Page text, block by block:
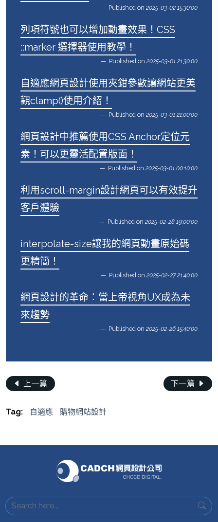
Published on 2025-03-02 15:30:00
列項符號也可以增加動畫效果！CSS
::marker 選擇器使用教學！
Published on 2025-03-01 21:30:00
自適應網頁設計使用夾鉗參數讓網站更美
觀clamp()使用介紹！
Published on 2025-03-01 21:00:00
網頁設計中推薦使用CSS Anchor定位元
素！可以更靈活配置版面！
Published on 2025-03-01 00:10:00
利用scroll-margin設計網頁可以有效提升
客戶體驗
Published on 2025-02-28 19:00:00
interpolate-size讓我的網頁動畫原始碼
更精簡！
Published on 2025-02-27 21:40:00
網頁設計的革命：當上帝視角UX成為未
來趨勢
Published on 2025-02-26 15:40:00
上一篇 下一篇
Tag: 自適應 購物網站設計